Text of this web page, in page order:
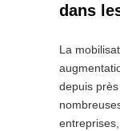
dans
La
depuis